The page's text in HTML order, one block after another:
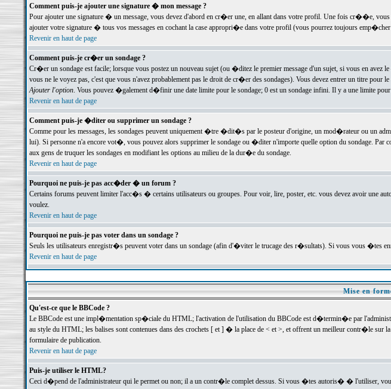
Comment puis-je ajouter une signature � mon message ?
Pour ajouter une signature � un message, vous devez d'abord en cr�er une, en allant dans votre profil. Une fois cr��e, vous
ajouter votre signature � tous vos messages en cochant la case appropri�e dans votre profil (vous pourrez toujours
Revenir en haut de page
Comment puis-je cr�er un sondage ?
Cr�er un sondage est facile; lorsque vous postez un nouveau sujet (ou �ditez le premier message d'un sujet, si vous en avez
vous ne le voyez pas, c'est que vous n'avez probablement pas le droit de cr�er des sondages). Vous devez entrer un titre
Ajouter l'option. Vous pouvez �galement d�finir une date limite pour le sondage; 0 est un sondage infini. Il y a une limite
Revenir en haut de page
Comment puis-je �diter ou supprimer un sondage ?
Comme pour les messages, les sondages peuvent uniquement �tre �dit�s par le posteur d'origine, un mod�rateur ou un
lui). Si personne n'a encore vot�, vous pouvez alors supprimer le sondage ou �diter n'importe quelle option du sondage.
aux gens de truquer les sondages en modifiant les options au milieu de la dur�e du sondage.
Revenir en haut de page
Pourquoi ne puis-je pas acc�der � un forum ?
Certains forums peuvent limiter l'acc�s � certains utilisateurs ou groupes. Pour voir, lire, poster, etc. vous devez avoir une
voulez.
Revenir en haut de page
Pourquoi ne puis-je pas voter dans un sondage ?
Seuls les utilisateurs enregistr�s peuvent voter dans un sondage (afin d'�viter le trucage des r�sultats). Si vous vous �tes
Revenir en haut de page
Mise en
Qu'est-ce que le BBCode ?
Le BBCode est une impl�mentation sp�ciale du HTML; l'activation de l'utilisation du BBCode est d�termin�e par
au style du HTML; les balises sont contenues dans des crochets [ et ] � la place de < et >, et offrent un meilleur contr�le
formulaire de publication.
Revenir en haut de page
Puis-je utiliser le HTML?
Ceci d�pend de l'administrateur qui le permet ou non; il a un contr�le complet dessus. Si vous �tes autoris� � l'utiliser, vous